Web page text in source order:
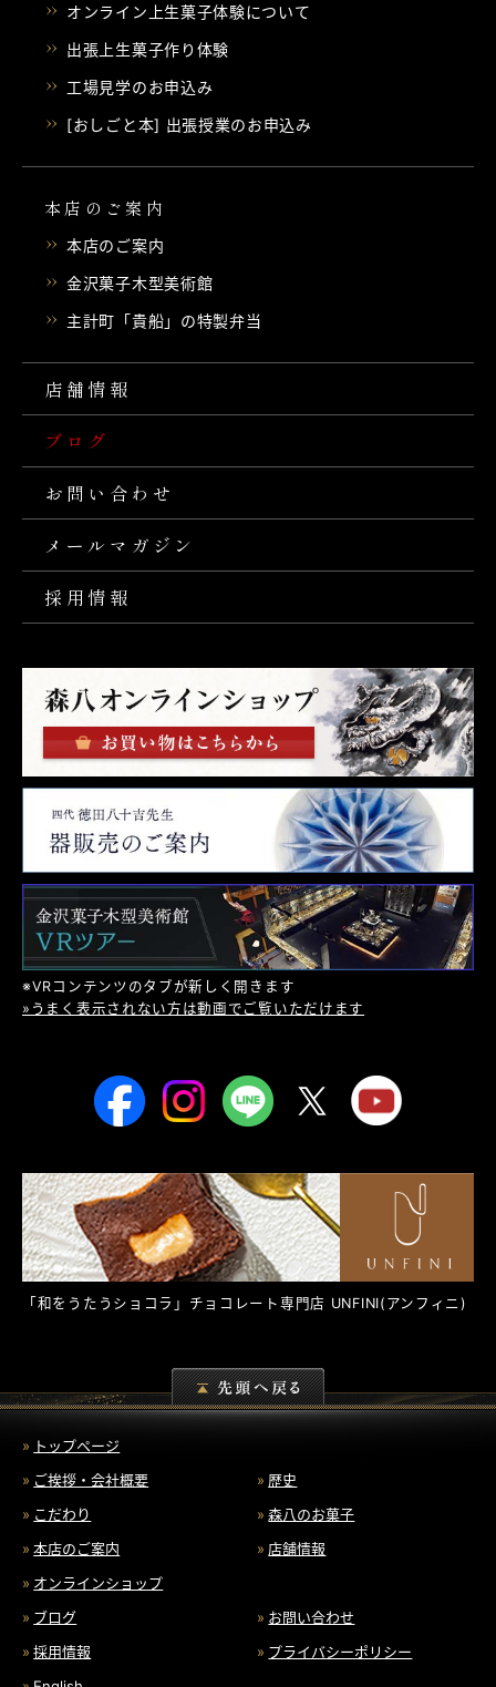
オンライン上生菓子体験について
出張上生菓子作り体験
工場見学のお申込み
[おしごと本] 出張授業のお申込み
本店のご案内
本店のご案内
金沢菓子木型美術館
主計町「貴船」の特製弁当
店舗情報
ブログ
お問い合わせ
メールマガジン
採用情報
※VRコンテンツのタブが新しく開きます
»うまく表示されない方は動画でご覧いただけます
「和をうたうショコラ」チョコレート専門店 UNFINI(アンフィニ)
トップページ
ご挨拶・会社概要
歴史
こだわり
森八のお菓子
本店のご案内
店舗情報
オンラインショップ
ブログ
お問い合わせ
採用情報
プライバシーポリシー